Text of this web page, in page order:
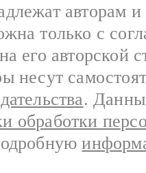
авторам
только с
его авторской
несут
.
обработки